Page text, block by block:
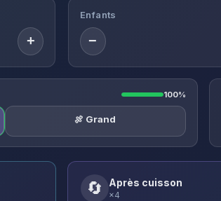
+
Enfants
−
100%
🍖 Grand
🔄 Après cuisson
×4